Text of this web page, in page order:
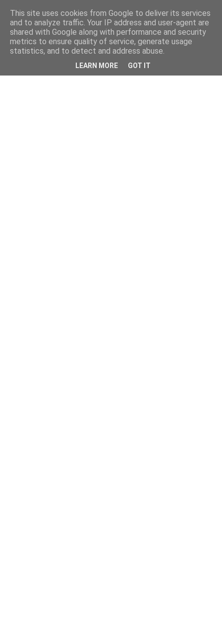
This site uses cookies from Google to deliver its services
and to analyze traffic. Your IP address and user-agent are
shared with Google along with performance and security
metrics to ensure quality of service, generate usage
statistics, and to detect and address abuse.
LEARN MORE GOT IT